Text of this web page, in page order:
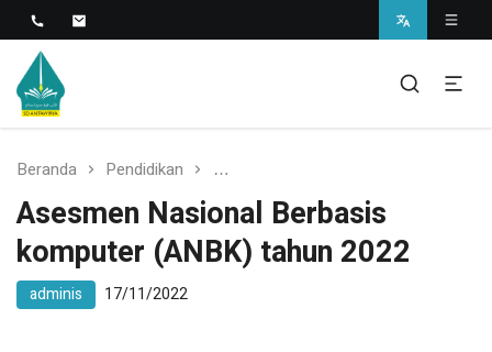
SD Antawirya
Islamic Javanese School
Beranda Pendidikan Asesmen Nasional Berbasis
Asesmen Nasional Berbasis
komputer (ANBK) tahun 2022
adminis 17/11/2022